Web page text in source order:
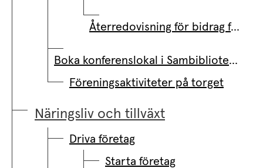
Återredovisning för bidrag för friskvårdsaktiviteter för äldre och funktionsnedsatta
Boka konferenslokal i Sambiblioteket – för föreningar
Föreningsaktiviteter på torget
Näringsliv och tillväxt
Driva företag
Starta företag